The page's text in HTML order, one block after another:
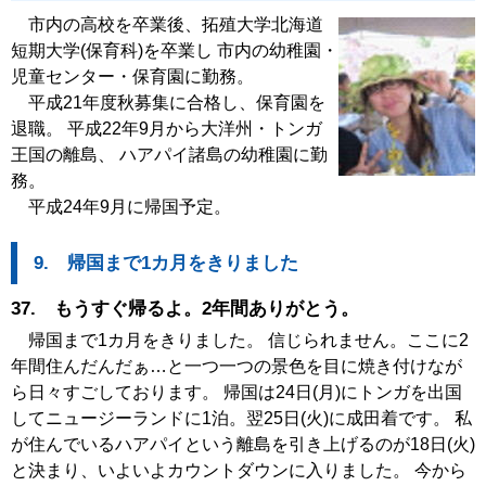
市内の高校を卒業後、拓殖大学北海道
短期大学(保育科)を卒業し 市内の幼稚園・
児童センター・保育園に勤務。
平成21年度秋募集に合格し、保育園を
退職。 平成22年9月から大洋州・トンガ
王国の離島、 ハアパイ諸島の幼稚園に勤
務。
平成24年9月に帰国予定。
9. 帰国まで1カ月をきりました
37. もうすぐ帰るよ。2年間ありがとう。
帰国まで1カ月をきりました。 信じられません。ここに2
年間住んだんだぁ…と一つ一つの景色を目に焼き付けなが
ら日々すごしております。 帰国は24日(月)にトンガを出国
してニュージーランドに1泊。翌25日(火)に成田着です。 私
が住んでいるハアパイという離島を引き上げるのが18日(火)
と決まり、いよいよカウントダウンに入りました。 今から